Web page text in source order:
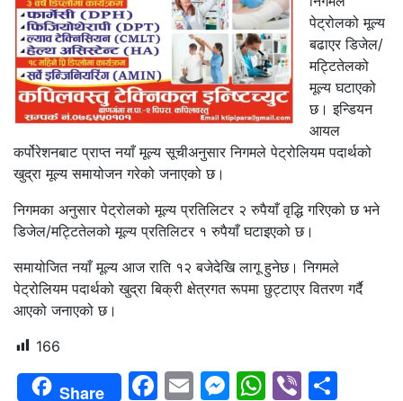
पेट्रोलको मूल्य
बढाएर डिजेल/
मट्टितेलको
मूल्य घटाएको
छ। इन्डियन
आयल
कर्पोरेशनबाट प्राप्त नयाँ मूल्य सूचीअनुसार निगमले पेट्रोलियम पदार्थको
खुद्रा मूल्य समायोजन गरेको जनाएको छ।
निगमका अनुसार पेट्रोलको मूल्य प्रतिलिटर २ रुपैयाँ वृद्धि गरिएको छ भने
डिजेल/मट्टितेलको मूल्य प्रतिलिटर १ रुपैयाँ घटाइएको छ।
समायोजित नयाँ मूल्य आज राति १२ बजेदेखि लागू हुनेछ। निगमले
पेट्रोलियम पदार्थको खुद्रा बिक्री क्षेत्रगत रूपमा छुट्टाएर वितरण गर्दै
आएको जनाएको छ।
166
Share Facebook
EmailMessenger
Viber